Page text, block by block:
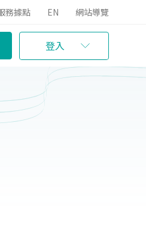
務據點 EN 網站導覽
登入